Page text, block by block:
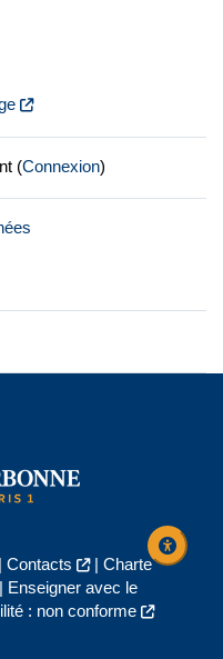
(Connexion)
Contacts | Charte
Enseigner avec le
: non conforme